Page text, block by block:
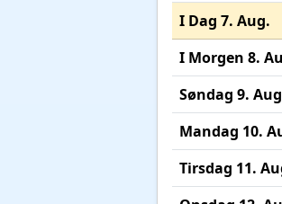
I Dag 7. Aug.
I Morgen 8.
Søndag 9.
Mandag 10.
Tirsdag 11.